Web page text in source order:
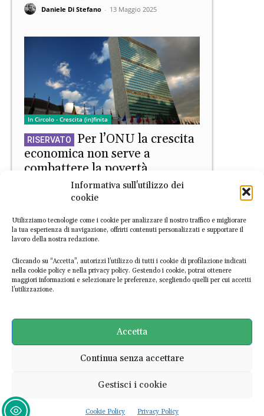
Informativa sull'utilizzo dei
cookie
Utilizziamo tecnologie come i cookie per analizzare il nostro traffico e migliorare
la tua esperienza di navigazione, offrirti contenuti personalizzati e supportare il
lavoro della nostra redazione.
Cliccando su “Accetta”, autorizzi l’utilizzo di tutti i cookie di profilazione indicati
nella cookie policy e nella privacy policy. Gestendo i cookie, potrai ottenere
maggiori informazioni e selezionare le preferenze, scegliendo quelli per cui accetti
l’utilizzazione.
Accetta
Continua senza accettare
Gestisci i cookie
Cookie Policy Privacy Policy
Daniele Di Stefano - 13 Maggio 2025
In Circolo - Crescita (in)finita
Per l’ONU la crescita
economica non serve a
combattere la povertà
Tiziano Rugi - 24 Settembre 2024
Includere gli ecosistemi nel
calcolo del PIL: la proposta del
Joint Research Center
- 13 Giugno 2024